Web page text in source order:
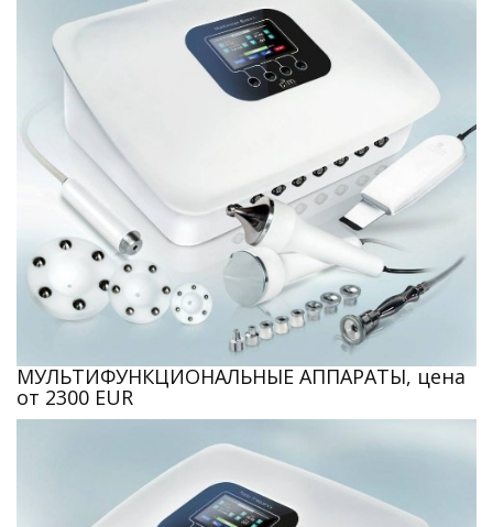
МУЛЬТИФУНКЦИОНАЛЬНЫЕ АППАРАТЫ, цена
от 2300 EUR